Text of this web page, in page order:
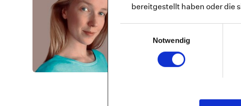
bereitgestellt haben oder die
Notwendig
Hanna Eggebrecht
REDAKTEURIN · B.SC.